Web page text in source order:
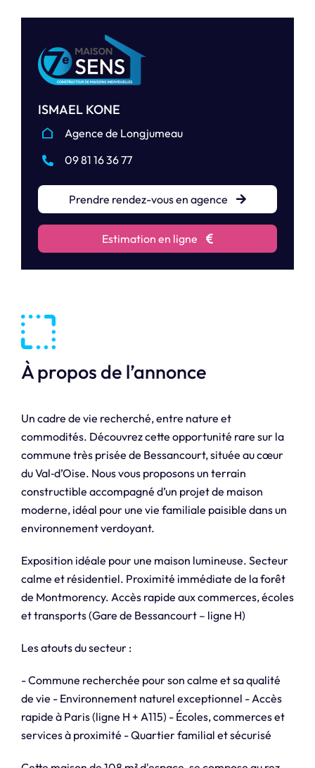
ISMAEL KONE
Agence de Longjumeau
09 81 16 36 77
Prendre rendez-vous en agence
Estimation en ligne
À propos de l’annonce
Un cadre de vie recherché, entre nature et
commodités. Découvrez cette opportunité rare sur la
commune très prisée de Bessancourt, située au cœur
du Val‑d’Oise. Nous vous proposons un terrain
constructible accompagné d’un projet de maison
moderne, idéal pour une vie familiale paisible dans un
environnement verdoyant.
Exposition idéale pour une maison lumineuse. Secteur
calme et résidentiel. Proximité immédiate de la forêt
de Montmorency. Accès rapide aux commerces, écoles
et transports (Gare de Bessancourt – ligne H)
Les atouts du secteur :
- Commune recherchée pour son calme et sa qualité
de vie - Environnement naturel exceptionnel - Accès
rapide à Paris (ligne H + A115) - Écoles, commerces et
services à proximité - Quartier familial et sécurisé